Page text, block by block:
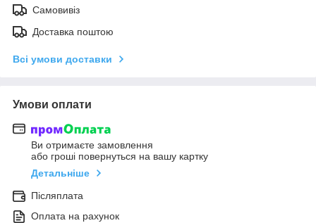
Самовивіз
Доставка поштою
Всі умови доставки
Умови оплати
Ви отримаєте замовлення
або гроші повернуться на вашу картку
Детальніше
Післяплата
Оплата на рахунок